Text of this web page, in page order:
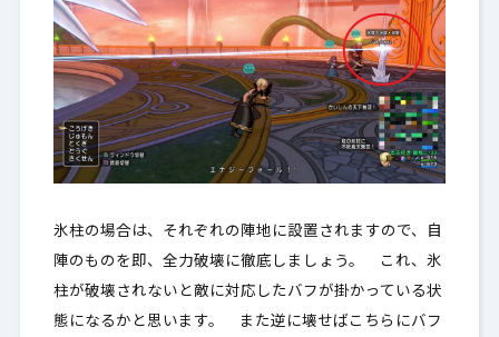
氷柱の場合は、それぞれの陣地に設置されますので、自
陣のものを即、全力破壊に徹底しましょう。 これ、氷
柱が破壊されないと敵に対応したバフが掛かっている状
態になるかと思います。 また逆に壊せばこちらにバフ